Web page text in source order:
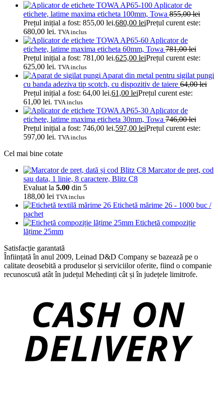
Aplicator de
etichete, latime maxima eticheta 100mm, Towa 855,00lei
Prețul inițial a fost: 855,00 lei.680,00 leiPrețul curent este:
680,00 lei. TVA inclus
Aplicator de
etichete, latime maxima eticheta 60mm, Towa 781,00lei
Prețul inițial a fost: 781,00 lei.625,00 leiPrețul curent este:
625,00 lei. TVA inclus
Aparat din metal pentru sigilat pungi
cu banda adeziva tip scotch, cu dispozitiv de taiere 64,00lei
Prețul inițial a fost: 64,00 lei.61,00 leiPrețul curent este:
61,00 lei. TVA inclus
Aplicator de
etichete, latime maxima eticheta 30mm, Towa 746,00lei
Prețul inițial a fost: 746,00 lei.597,00 leiPrețul curent este:
597,00 lei. TVA inclus
Cel mai bine cotate
Marcator de pret, cod
sau data, 1 linie, 8 caractere, Blitz C8
Evaluat la 5.00 din 5
188,00 lei TVA inclus
Etichetă mărime 26 - 1000 buc /
pachet
Etichetă compoziție
lățime 25mm
Satisfacție garantată
Înființată în anul 2009, Leinad D&D Company se bazează pe o
calitate deosebită a produselor și serviciilor oferite, fiind o companie
recunoscută atât în județul Mehedinți cât și în județele limitrofe.